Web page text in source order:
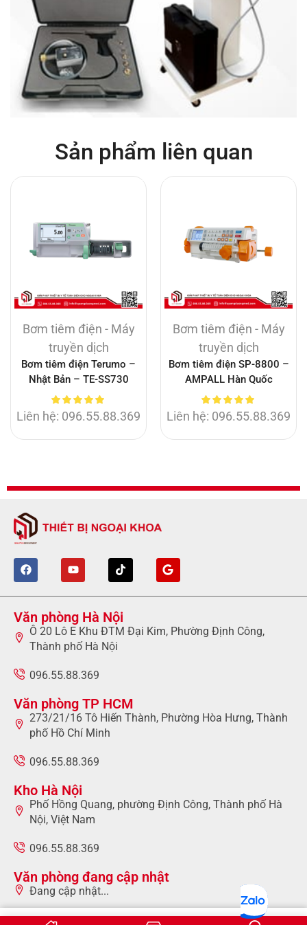
Sản phẩm liên quan
Bơm tiêm điện - Máy
truyền dịch
Bơm tiêm điện Terumo –
Nhật Bản – TE-SS730
Liên hệ: 096.55.88.369
Bơm tiêm điện - Máy
truyền dịch
Bơm tiêm điện SP-8800 –
AMPALL Hàn Quốc
Liên hệ: 096.55.88.369
Văn phòng Hà Nội
Ô 20 Lô E Khu ĐTM Đại Kim, Phường Định Công,
Thành phố Hà Nội
096.55.88.369
Văn phòng TP HCM
273/21/16 Tô Hiến Thành, Phường Hòa Hưng, Thành
phố Hồ Chí Minh
096.55.88.369
Kho Hà Nội
Phố Hồng Quang, phường Định Công, Thành phố Hà
Nội, Việt Nam
096.55.88.369
Văn phòng đang cập nhật
Đang cập nhật...
096.55.88.369